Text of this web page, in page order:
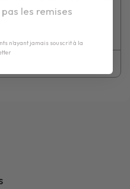
ou M9B.
pas les remises
n'ayant jamais souscrit à la